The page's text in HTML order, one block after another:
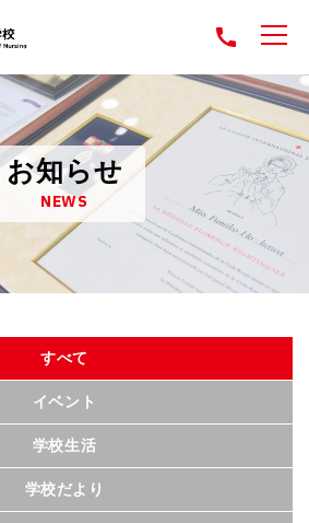
お知らせ
NEWS
すべて
イベント
学校生活
学校だより